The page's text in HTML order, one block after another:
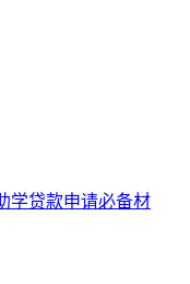
学贷款申请必备材